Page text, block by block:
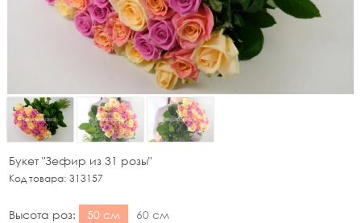
Букет "Зефир из 31 розы"
Код товара: 313157
Высота роз: 50 см 60 см